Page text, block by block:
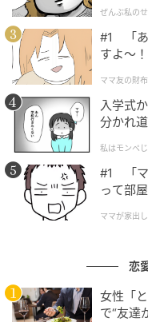
ぜんぶ私の
#1 「あ
すよ〜
ママ友の財布
入学式
分かれ
私はモンペ
#1 「マ
って部
ママが家出
恋
女性「
で“友達